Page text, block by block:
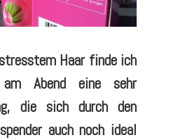
Haar finde ich
Abend eine sehr
die sich durch den
auch noch ideal